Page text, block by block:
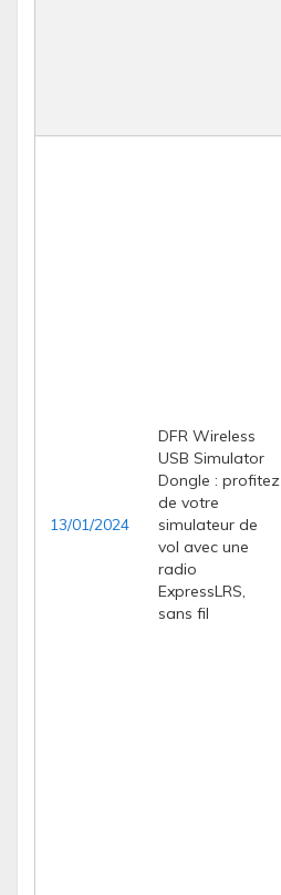
13/01/2024
DFR Wireless
USB Simulator
Dongle : profitez
de votre
simulateur de
vol avec une
radio
ExpressLRS,
sans fil